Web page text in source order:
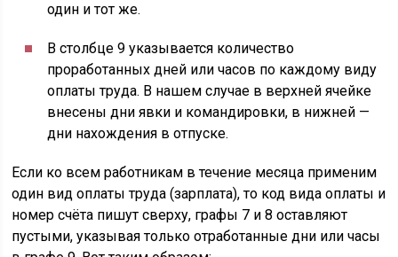
один и тот же.
В столбце 9 указывается количество
проработанных дней или часов по каждому виду
оплаты труда. В нашем случае в верхней ячейке
внесены дни явки и командировки, в нижней —
дни нахождения в отпуске.
Если ко всем работникам в течение месяца применим
один вид оплаты труда (зарплата), то код вида оплаты и
номер счёта пишут сверху, графы 7 и 8 оставляют
пустыми, указывая только отработанные дни или часы